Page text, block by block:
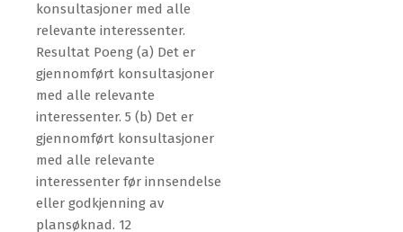
konsultasjoner med alle
relevante interessenter.
Resultat Poeng (a) Det er
gjennomført konsultasjoner
med alle relevante
interessenter. 5 (b) Det er
gjennomført konsultasjoner
med alle relevante
interessenter før innsendelse
eller godkjenning av
plansøknad. 12